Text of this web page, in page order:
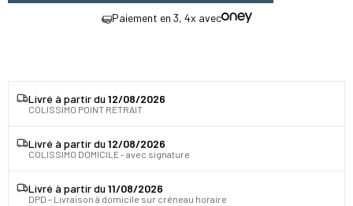
Paiement en 3, 4x avec
Livré à partir du 12/08/2026
COLISSIMO POINT RETRAIT
Livré à partir du 12/08/2026
COLISSIMO DOMICILE - avec signature
Livré à partir du 11/08/2026
DPD - Livraison à domicile sur créneau horaire